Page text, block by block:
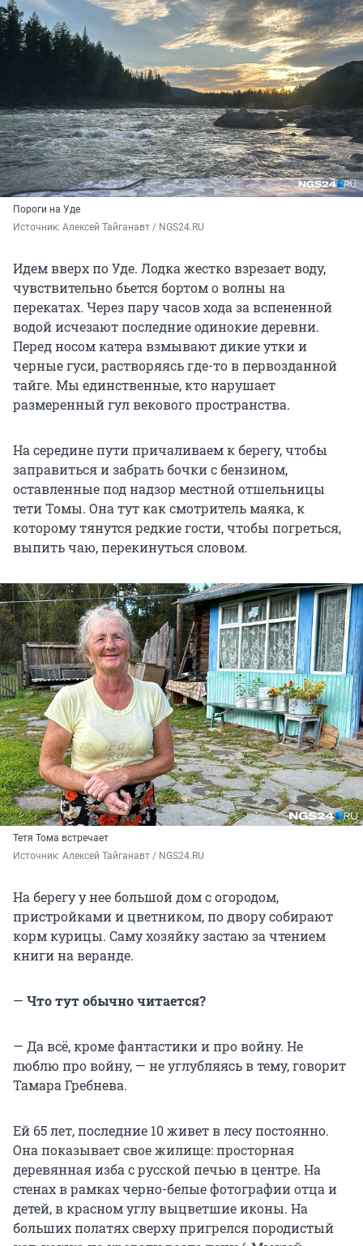
Пороги на Уде
Источник: Алексей Тайганавт / NGS24.RU
Идем вверх по Уде. Лодка жестко взрезает воду,
чувствительно бьется бортом о волны на
перекатах. Через пару часов хода за вспененной
водой исчезают последние одинокие деревни.
Перед носом катера взмывают дикие утки и
черные гуси, растворяясь где-то в первозданной
тайге. Мы единственные, кто нарушает
размеренный гул векового пространства.
На середине пути причаливаем к берегу, чтобы
заправиться и забрать бочки с бензином,
оставленные под надзор местной отшельницы
тети Томы. Она тут как смотритель маяка, к
которому тянутся редкие гости, чтобы погреться,
выпить чаю, перекинуться словом.
Тетя Тома встречает
Источник: Алексей Тайганавт / NGS24.RU
На берегу у нее большой дом с огородом,
пристройками и цветником, по двору собирают
корм курицы. Саму хозяйку застаю за чтением
книги на веранде.
— Что тут обычно читается?
— Да всё, кроме фантастики и про войну. Не
люблю про войну, — не углубляясь в тему, говорит
Тамара Гребнева.
Ей 65 лет, последние 10 живет в лесу постоянно.
Она показывает свое жилище: просторная
деревянная изба с русской печью в центре. На
стенах в рамках черно-белые фотографии отца и
детей, в красном углу выцветшие иконы. На
больших полатях сверху пригрелся породистый